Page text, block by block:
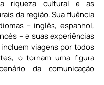
a riqueza cultural e as
da região. Sua fluência
– inglês, espanhol,
– e suas experiências
viagens por todos
o tornam uma figura
da comunicação